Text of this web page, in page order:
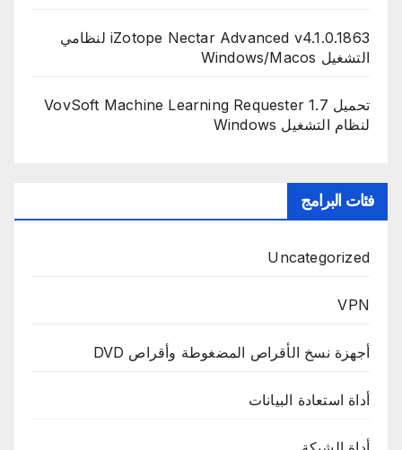
iZotope Nectar Advanced v4.1.0.1863 لنظامي
التشغيل Windows/Macos
تحميل VovSoft Machine Learning Requester 1.7
لنظام التشغيل Windows
فئات البرامج
Uncategorized
VPN
أجهزة نسخ الأقراص المضغوطة وأقراص DVD
أداة استعادة البيانات